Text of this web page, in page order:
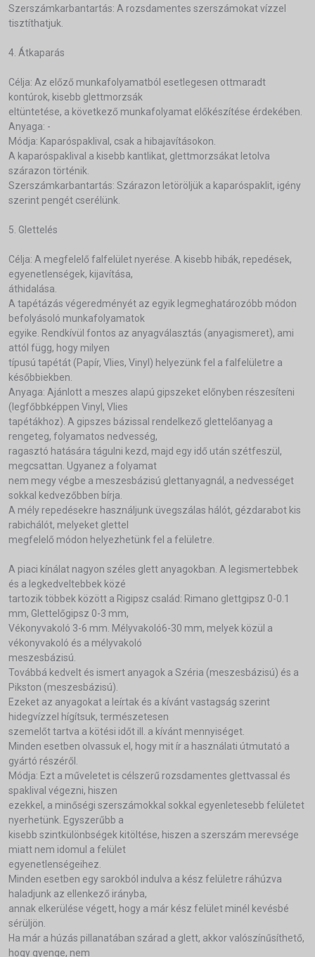
Szerszámkarbantartás: A rozsdamentes szerszámokat vízzel
tisztíthatjuk.
4. Átkaparás
Célja: Az előző munkafolyamatból esetlegesen ottmaradt
kontúrok, kisebb glettmorzsák
eltüntetése, a következő munkafolyamat előkészítése érdekében.
Anyaga: -
Módja: Kaparóspaklival, csak a hibajavításokon.
A kaparóspaklival a kisebb kantlikat, glettmorzsákat letolva
szárazon történik.
Szerszámkarbantartás: Szárazon letöröljük a kaparóspaklit, igény
szerint pengét cserélünk.
5. Glettelés
Célja: A megfelelő falfelület nyerése. A kisebb hibák, repedések,
egyenetlenségek, kijavítása,
áthidalása.
A tapétázás végeredményét az egyik legmeghatározóbb módon
befolyásoló munkafolyamatok
egyike. Rendkívül fontos az anyagválasztás (anyagismeret), ami
attól függ, hogy milyen
típusú tapétát (Papír, Vlies, Vinyl) helyezünk fel a falfelületre a
későbbiekben.
Anyaga: Ajánlott a meszes alapú gipszeket előnyben részesíteni
(legfőbbképpen Vinyl, Vlies
tapétákhoz). A gipszes bázissal rendelkező glettelőanyag a
rengeteg, folyamatos nedvesség,
ragasztó hatására tágulni kezd, majd egy idő után szétfeszül,
megcsattan. Ugyanez a folyamat
nem megy végbe a meszesbázisú glettanyagnál, a nedvességet
sokkal kedvezőbben bírja.
A mély repedésekre használjunk üvegszálas hálót, gézdarabot kis
rabichálót, melyeket glettel
megfelelő módon helyezhetünk fel a felületre.
A piaci kínálat nagyon széles glett anyagokban. A legismertebbek
és a legkedveltebbek közé
tartozik többek között a Rigipsz család: Rimano glettgipsz 0-0.1
mm, Glettelőgipsz 0-3 mm,
Vékonyvakoló 3-6 mm. Mélyvakoló6-30 mm, melyek közül a
vékonyvakoló és a mélyvakoló
meszesbázisú.
Továbbá kedvelt és ismert anyagok a Széria (meszesbázisú) és a
Pikston (meszesbázisú).
Ezeket az anyagokat a leírtak és a kívánt vastagság szerint
hidegvízzel hígítsuk, természetesen
szemelőt tartva a kötési időt ill. a kívánt mennyiséget.
Minden esetben olvassuk el, hogy mit ír a használati útmutató a
gyártó részéről.
Módja: Ezt a műveletet is célszerű rozsdamentes glettvassal és
spaklival végezni, hiszen
ezekkel, a minőségi szerszámokkal sokkal egyenletesebb felületet
nyerhetünk. Egyszerűbb a
kisebb szintkülönbségek kitöltése, hiszen a szerszám merevsége
miatt nem idomul a felület
egyenetlenségeihez.
Minden esetben egy sarokból indulva a kész felületre ráhúzva
haladjunk az ellenkező irányba,
annak elkerülése végett, hogy a már kész felület minél kevésbé
sérüljön.
Ha már a húzás pillanatában szárad a glett, akkor valószínűsíthető,
hogy gyenge, nem